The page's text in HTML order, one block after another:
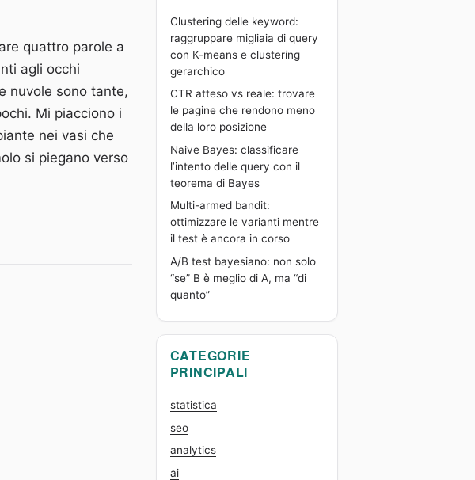
quattro parole a
agli occhi
nuvole sono tante,
Mi piacciono i
nei vasi che
si piegano verso
Clustering delle keyword:
raggruppare migliaia di query
con K-means e clustering
gerarchico
CTR atteso vs reale: trovare
le pagine che rendono meno
della loro posizione
Naive Bayes: classificare
l’intento delle query con il
teorema di Bayes
Multi-armed bandit:
ottimizzare le varianti mentre
il test è ancora in corso
A/B test bayesiano: non solo
“se” B è meglio di A, ma “di
quanto”
CATEGORIE
PRINCIPALI
statistica
seo
analytics
ai